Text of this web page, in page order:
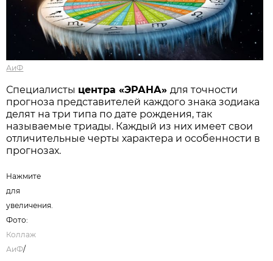
АиФ
Специалисты центра «ЭРАНА»для точности
прогноза представителей каждого знака зодиака
делят на три типа по дате рождения, так
называемые триады. Каждый из них имеет свои
отличительные черты характера и особенности в
прогнозах.
Нажмите
для
увеличения.
Фото:
Коллаж
АиФ/